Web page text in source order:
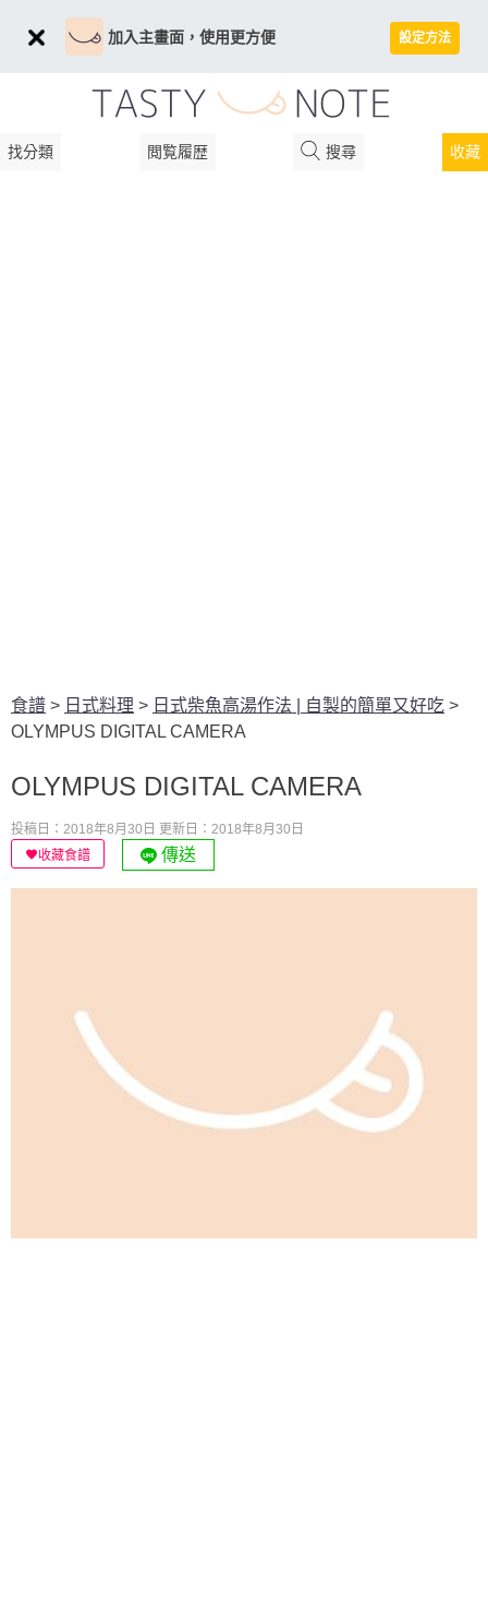
加入主畫面，使用更方便 設定方法
找分類 閲覧履歴 搜尋 收藏
食譜 > 日式料理 > 日式柴魚高湯作法 | 自製的簡單又好吃 >
OLYMPUS DIGITAL CAMERA
OLYMPUS DIGITAL CAMERA
投稿日：2018年8月30日 更新日：2018年8月30日
收藏食譜
傳送